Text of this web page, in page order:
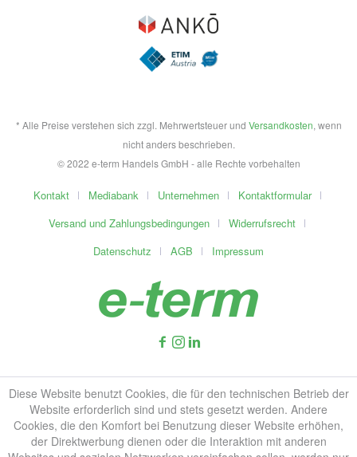
* Alle Preise verstehen sich zzgl. Mehrwertsteuer und Versandkosten, wenn
nicht anders beschrieben.
© 2022 e-term Handels GmbH - alle Rechte vorbehalten
Kontakt Mediabank Unternehmen
Kontaktformular
Versand und Zahlungsbedingungen
Widerrufsrecht
Datenschutz
AGB Impressum
Diese Website benutzt Cookies, die für den technischen Betrieb der
Website erforderlich sind und stets gesetzt werden. Andere
Cookies, die den Komfort bei Benutzung dieser Website erhöhen,
der Direktwerbung dienen oder die Interaktion mit anderen